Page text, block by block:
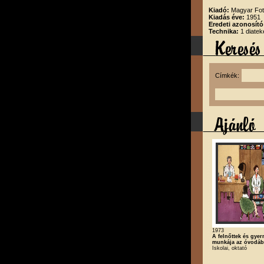
Kiadó: Magyar
Kiadás éve: 1951
Eredeti
Technika: 1
Címkék:
1973
A felnőttek és
munkája az
Iskolai, oktató